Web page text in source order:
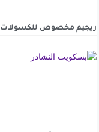
ريجيم مخصوص للكسولات